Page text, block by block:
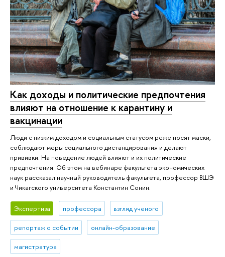
Как доходы и политические предпочтения
влияют на отношение к карантину и
вакцинации
Люди с низким доходом и социальным статусом реже носят маски,
соблюдают меры социального дистанцирования и делают
прививки. На поведение людей влияют и их политические
предпочтения. Об этом на вебинаре факультета экономических
наук рассказал научный руководитель факультета, профессор ВШЭ
и Чикагского университета Константин Сонин.
Экспертиза профессора взгляд ученого
репортаж о событии онлайн-образование
магистратура